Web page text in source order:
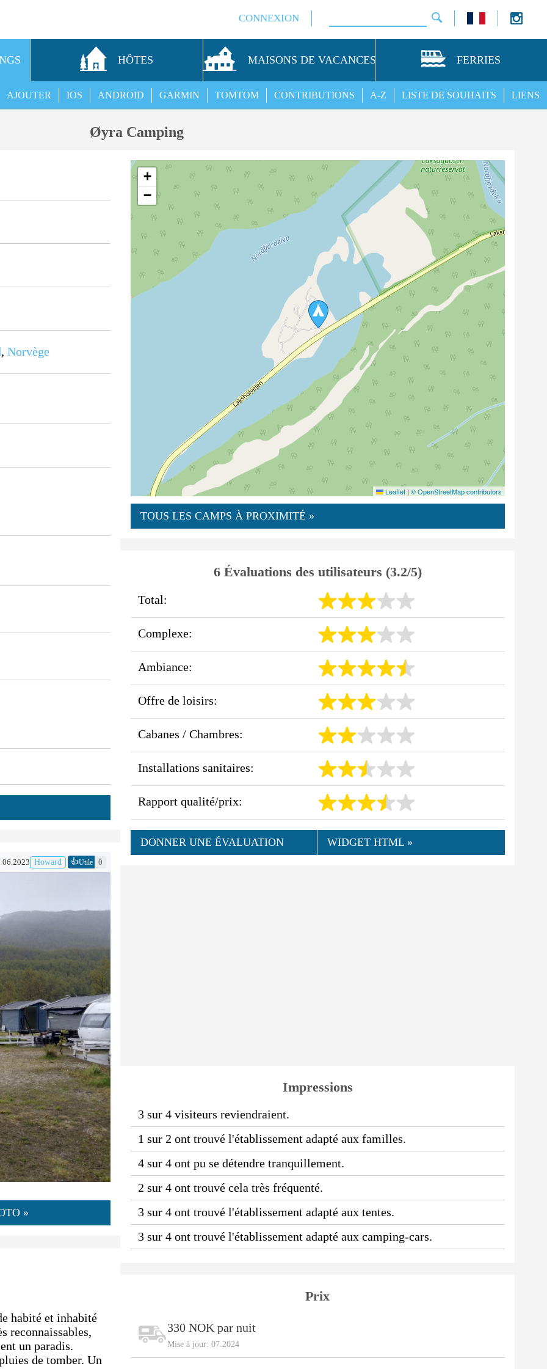
CONNEXION
HÔTES MAISONS DE VACANCES FERRIES
LIENS
LISTE DE SOUHAITS
A-Z
CONTRIBUTIONS
TOMTOM
GARMIN
ANDROID
IOS
AJOUTER
Øyra Camping
,Norvège
06.2023 Howard 👍Utile 0
»
habité et inhabité
reconnaissables,
un paradis.
de tomber. Un
+
−
Leaflet | © OpenStreetMap contributors
TOUS LES CAMPS À PROXIMITÉ »
6 Évaluations des utilisateurs (3.2/5)
Total:
Complexe:
Ambiance:
Offre de loisirs:
Cabanes / Chambres:
Installations sanitaires:
Rapport qualité/prix:
DONNER UNE ÉVALUATION WIDGET HTML »
Impressions
3 sur 4 visiteurs reviendraient.
1 sur 2 ont trouvé l'établissement adapté aux familles.
4 sur 4 ont pu se détendre tranquillement.
2 sur 4 ont trouvé cela très fréquenté.
3 sur 4 ont trouvé l'établissement adapté aux tentes.
3 sur 4 ont trouvé l'établissement adapté aux camping-cars.
Prix
330 NOK par nuit
Mise à jour: 07.2024